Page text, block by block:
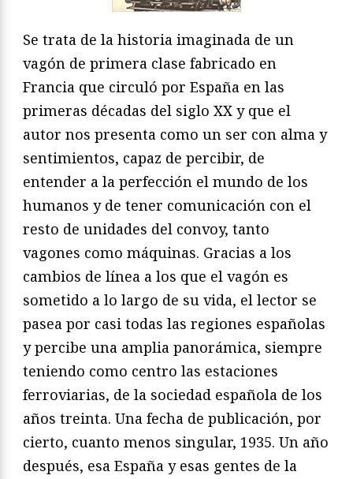
Se trata de la historia imaginada de un
vagón de primera clase fabricado en
Francia que circuló por España en las
primeras décadas del siglo XX y que el
autor nos presenta como un ser con alma y
sentimientos, capaz de percibir, de
entender a la perfección el mundo de los
humanos y de tener comunicación con el
resto de unidades del convoy, tanto
vagones como máquinas. Gracias a los
cambios de línea a los que el vagón es
sometido a lo largo de su vida, el lector se
pasea por casi todas las regiones españolas
y percibe una amplia panorámica, siempre
teniendo como centro las estaciones
ferroviarias, de la sociedad española de los
años treinta. Una fecha de publicación, por
cierto, cuanto menos singular, 1935. Un año
después, esa España y esas gentes de la